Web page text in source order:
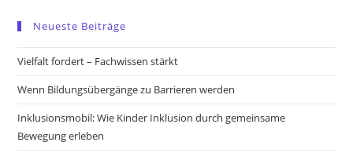
a
new
new
a
new
new
Neueste Beiträge
Vielfalt fordert – Fachwissen stärkt
Wenn Bildungsübergänge zu Barrieren werden
Inklusionsmobil: Wie Kinder Inklusion durch gemeinsame
Bewegung erleben